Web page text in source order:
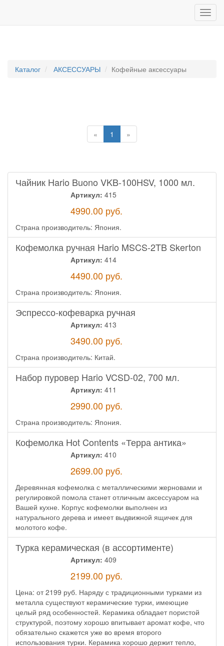
Каталог АКСЕССУАРЫ Кофейные аксессуары
« 1 »
Чайник Hario Buono VKB-100HSV, 1000 мл.
Артикул: 415
4990.00 руб.
Страна производитель: Япония.
Кофемолка ручная Hario MSCS-2TB Skerton
Артикул: 414
4490.00 руб.
Страна производитель: Япония.
Эспрессо-кофеварка ручная
Артикул: 413
3490.00 руб.
Страна производитель: Китай.
Набор пуровер Hario VCSD-02, 700 мл.
Артикул: 411
2990.00 руб.
Страна производитель: Япония.
Кофемолка Hot Contents «Терра антика»
Артикул: 410
2699.00 руб.
Деревянная кофемолка с металлическими жерновами и
регулировкой помола станет отличным аксессуаром на
Вашей кухне. Корпус кофемолки выполнен из
натурального дерева и имеет выдвижной ящичек для
молотого кофе.
Турка керамическая (в ассортименте)
Артикул: 409
2199.00 руб.
Цена: от 2199 руб. Наряду с традиционными турками из
металла существуют керамические турки, имеющие
целый ряд особенностей. Керамика обладает пористой
структурой, поэтому хорошо впитывает аромат кофе, что
обязательно скажется уже во время второго
использования турки. Керамика хорошо держит тепло,